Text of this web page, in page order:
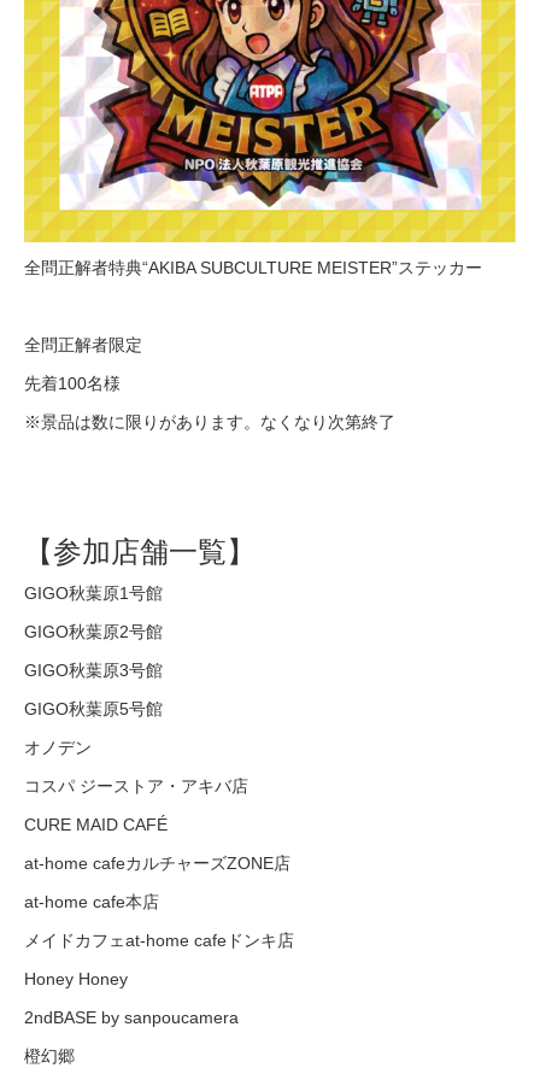
全問正解者特典“AKIBA SUBCULTURE MEISTER”ステッカー
全問正解者限定
先着100名様
※景品は数に限りがあります。なくなり次第終了
【参加店舗一覧】
GIGO秋葉原1号館
GIGO秋葉原2号館
GIGO秋葉原3号館
GIGO秋葉原5号館
オノデン
コスパ ジーストア・アキバ店
CURE MAID CAFÉ
at-home cafeカルチャーズZONE店
at-home cafe本店
メイドカフェat-home cafeドンキ店
Honey Honey
2ndBASE by sanpoucamera
橙幻郷